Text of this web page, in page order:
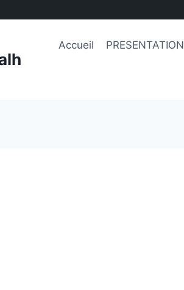
Accueil PRESENTATION